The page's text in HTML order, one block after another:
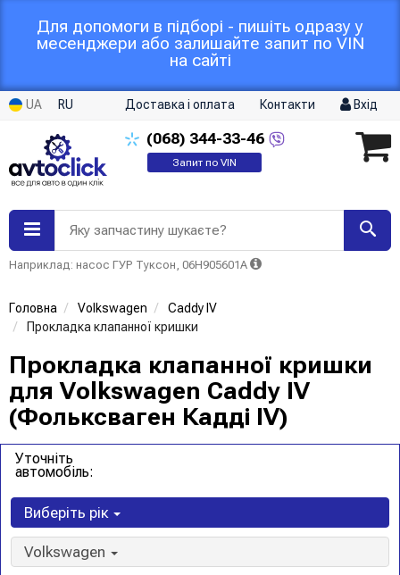
Для допомоги в підборі - пишіть одразу у
месенджери або залишайте запит по VIN
на сайті
UA RU Доставка і оплата Контакти Вхід
(068) 344-33-46
Запит по VIN
Яку запчастину шукаєте?
Наприклад: насос ГУР Туксон, 06H905601A
Головна Volkswagen
Caddy IV
Прокладка клапанної кришки
Прокладка клапанної кришки
для Volkswagen Caddy IV
(Фольксваген Кадді IV)
Уточніть
автомобіль:
Виберіть рік
Volkswagen